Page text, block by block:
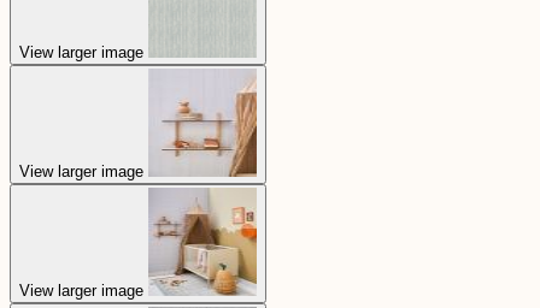
View larger image
View larger image
View larger image